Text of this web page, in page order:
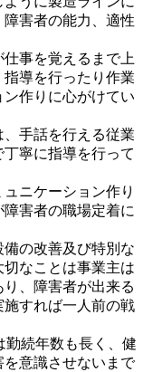
害者の能力、適性
事を覚えるまで上
導を行ったり作業
作りに心がけてい
手話を行える従業
寧に指導を行って
ニケーション作り
害者の職場定着に
の改善及び特別な
なことは事業主は
、障害者が出来る
すれば一人前の戦
勤続年数も長く、健
意識させないまで